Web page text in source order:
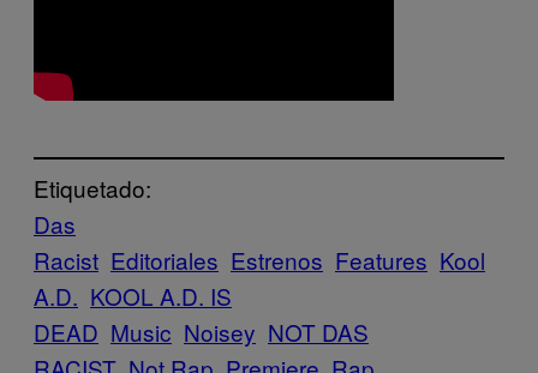
Etiquetado:
Das
Racist Editoriales Estrenos Features Kool
A.D. KOOL A.D. IS
DEAD Music Noisey NOT DAS